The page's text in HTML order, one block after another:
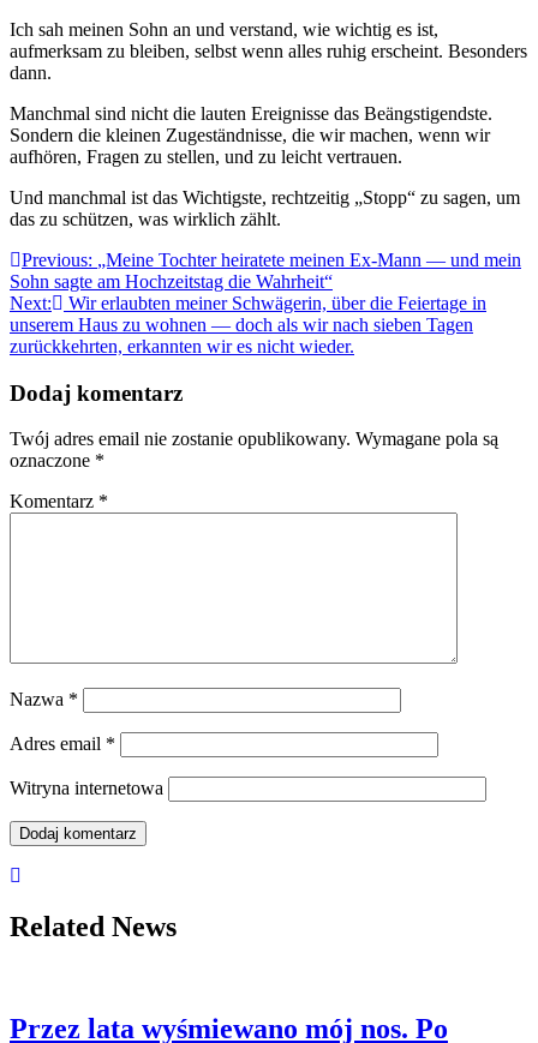
Ich sah meinen Sohn an und verstand, wie wichtig es ist,
aufmerksam zu bleiben, selbst wenn alles ruhig erscheint. Besonders
dann.
Manchmal sind nicht die lauten Ereignisse das Beängstigendste.
Sondern die kleinen Zugeständnisse, die wir machen, wenn wir
aufhören, Fragen zu stellen, und zu leicht vertrauen.
Und manchmal ist das Wichtigste, rechtzeitig „Stopp“ zu sagen, um
das zu schützen, was wirklich zählt.
Nawigacja
wpisu
Previous: „Meine Tochter heiratete meinen Ex-Mann — und mein
Sohn sagte am Hochzeitstag die Wahrheit“
Next:
Wir erlaubten meiner Schwägerin, über die Feiertage in
unserem Haus zu wohnen — doch als wir nach sieben Tagen
zurückkehrten, erkannten wir es nicht wieder.
Dodaj komentarz
Twój adres email nie zostanie opublikowany. Wymagane pola są
oznaczone *
Komentarz *
Nazwa *
Adres email *
Witryna internetowa
Related News
Przez lata wyśmiewano mój nos. Po